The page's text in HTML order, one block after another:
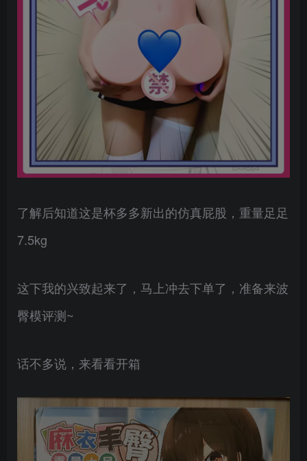
了解后知道这是杯多多新出的仿真屁股，重量足足
7.5kg
这下我的兴致起来了，马上冲去下单了，准备来波
臀模评测~
话不多说，来看看开箱